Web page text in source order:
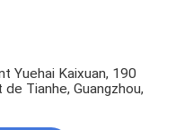
Yuehai Kaixuan, 190
Tianhe, Guangzhou,